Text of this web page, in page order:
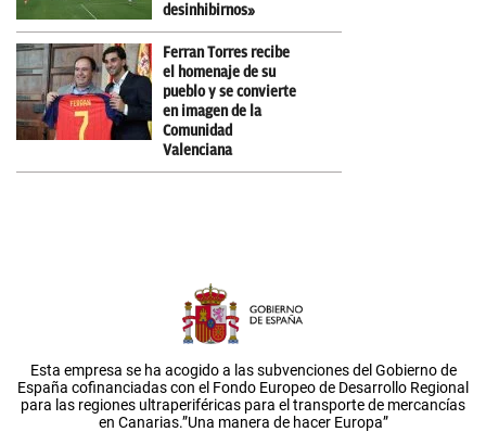
desinhibirnos»
Ferran Torres recibe
el homenaje de su
pueblo y se convierte
en imagen de la
Comunidad
Valenciana
Esta empresa se ha acogido a las subvenciones del Gobierno de
España cofinanciadas con el Fondo Europeo de Desarrollo Regional
para las regiones ultraperiféricas para el transporte de mercancías
en Canarias.”Una manera de hacer Europa”